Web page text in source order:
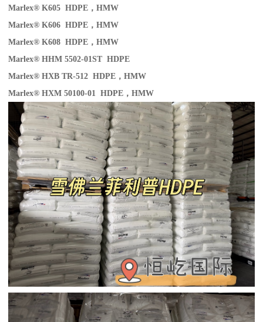
Marlex® K605 HDPE ，HMW
Marlex® K606 HDPE ，HMW
Marlex® K608 HDPE ，HMW
Marlex® HHM 5502-01ST HDPE
Marlex® HXB TR-512 HDPE ，HMW
Marlex® HXM 50100-01 HDPE ，HMW